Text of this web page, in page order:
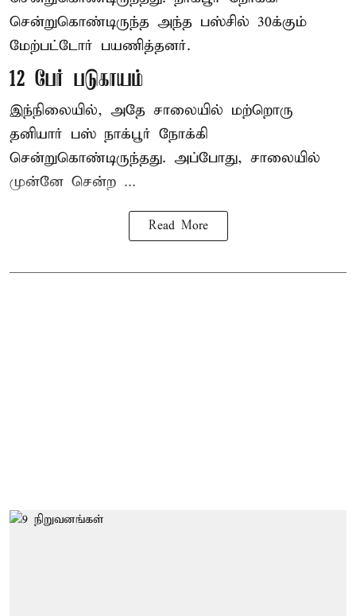
சென்றுகொண்டிருந்த அந்த பஸ்சில் 30க்கும்
மேற்பட்டோர் பயணித்தனர்.
12 பேர் படுகாயம்
இந்நிலையில், அதே சாலையில் மற்றொரு
தனியார் பஸ் நாக்பூர் நோக்கி
சென்றுகொண்டிருந்தது. அப்போது, சாலையில்
முன்னே சென்ற ...
Read More